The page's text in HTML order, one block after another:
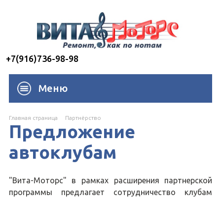
+7(916)736-98-98
Меню
Главная страница Партнёрство
Предложение
автоклубам
"Вита-Моторс" в рамках расширения партнерской
программы предлагает сотрудничество клубам